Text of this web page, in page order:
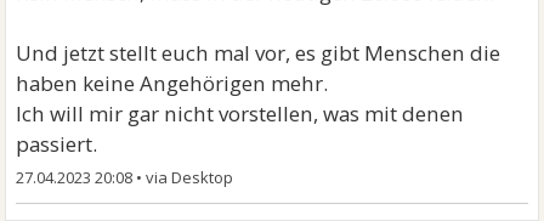
Und jetzt stellt euch mal vor, es gibt Menschen die
haben keine Angehörigen mehr.
Ich will mir gar nicht vorstellen, was mit denen
passiert.
27.04.2023 20:08 •